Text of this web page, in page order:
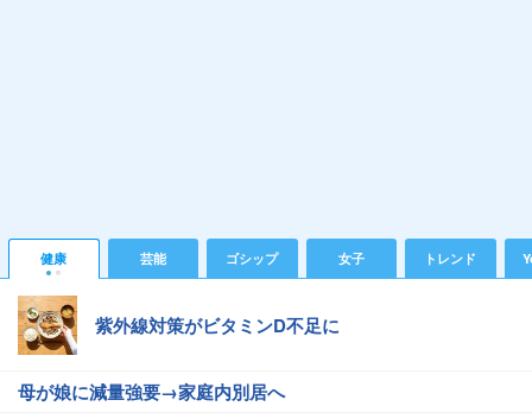
健康 芸能 ゴシップ 女子 トレンド
紫外線対策がビタミンD不足に
母が娘に減量強要→家庭内別居へ